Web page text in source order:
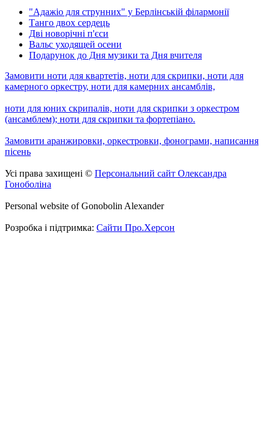
"Адажіо для струнних" у Берлінській філармонії
Танго двох сердець
Дві новорічні п'єси
Вальс уходящей осени
Подарунок до Дня музики та Дня вчителя
Замовити ноти для квартетів, ноти для скрипки, ноти для
камерного оркестру, ноти для камерних ансамблів,
ноти для юних скрипалів, ноти для скрипки з оркестром
(ансамблем); ноти для скрипки та фортепіано.
Замовити аранжировки, оркестровки, фонограми, написання
пісень
Усі права захищені © Персональний сайт Олександра
Гоноболіна
Personal website of Gonobolin Alexander
Розробка і підтримка: Сайти Про.Херсон